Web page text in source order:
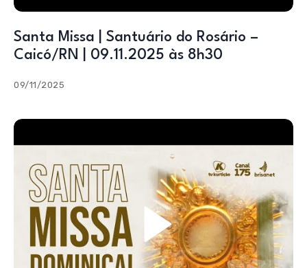
Santa Missa | Santuário do Rosário –
Caicó/RN | 09.11.2025 às 8h30
09/11/2025